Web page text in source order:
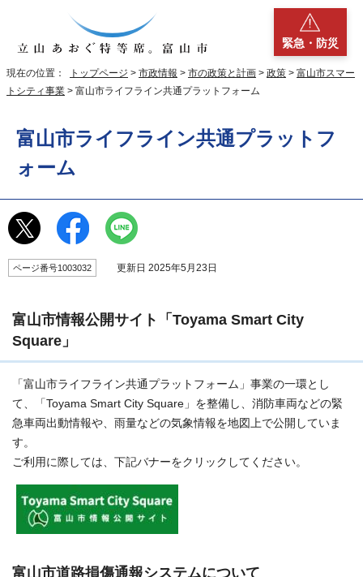
緊急・防災
現在の位置： トップページ > 市政情報 > 市の政策と計画 > 政策 > 富山市スマー
トシティ事業 > 富山市ライフライン共通プラットフォーム
富山市ライフライン共通プラットフ
ォーム
ページ番号1003032 更新日 2025年5月23日
富山市情報公開サイト「Toyama Smart City
Square」
「富山市ライフライン共通プラットフォーム」事業の一環とし
て、「Toyama Smart City Square」を整備し、消防車両などの緊
急車両出動情報や、雨量などの気象情報を地図上で公開していま
す。
ご利用に際しては、下記バナーをクリックしてください。
富山市道路損傷通報システムについて